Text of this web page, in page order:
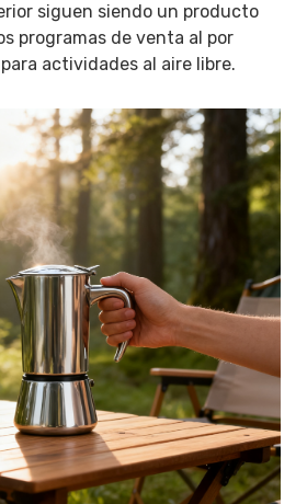
siguen siendo un producto
programas de venta al por
actividades al aire libre.